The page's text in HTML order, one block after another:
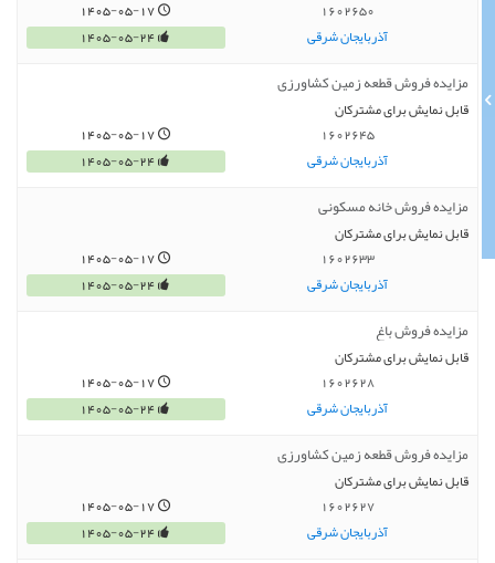
1602650
آذربایجان شرقی
1405-05-17
1405-05-24
مزایده فروش قطعه زمین کشاورزی
قابل نمایش برای مشترکان
1602645
آذربایجان شرقی
1405-05-17
1405-05-24
مزایده فروش خانه مسکونی
قابل نمایش برای مشترکان
1602633
آذربایجان شرقی
1405-05-17
1405-05-24
مزایده فروش باغ
قابل نمایش برای مشترکان
1602628
آذربایجان شرقی
1405-05-17
1405-05-24
مزایده فروش قطعه زمین کشاورزی
قابل نمایش برای مشترکان
1602627
آذربایجان شرقی
1405-05-17
1405-05-24